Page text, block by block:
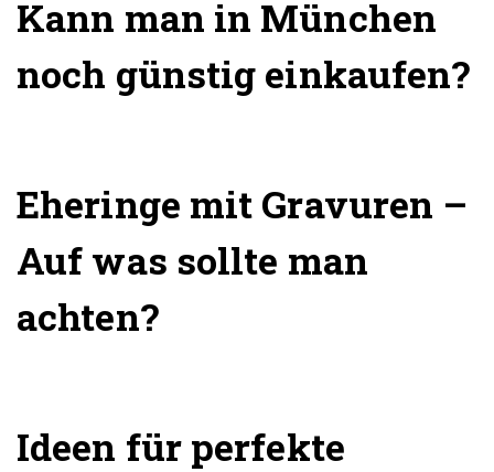
Kann man in München
noch günstig einkaufen?
Eheringe mit Gravuren –
Auf was sollte man
achten?
Ideen für perfekte